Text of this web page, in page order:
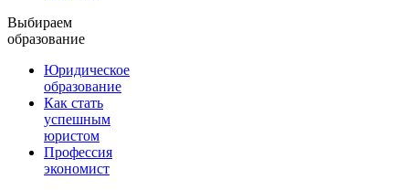
Выбираем
образование
Юридическое
образование
Как стать
успешным
юристом
Профессия
экономист